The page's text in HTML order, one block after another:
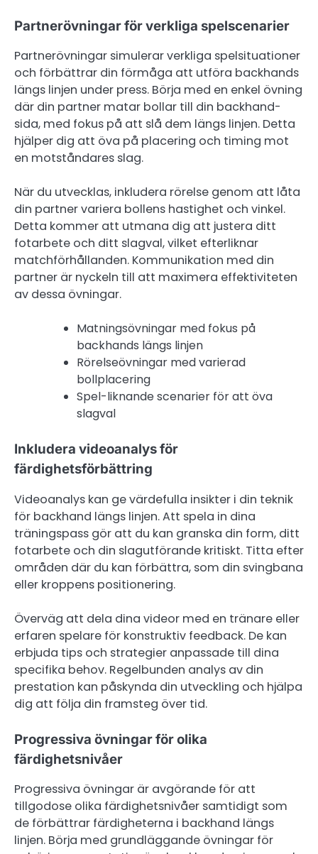
Partnerövningar för verkliga spelscenarier
Partnerövningar simulerar verkliga spelsituationer
och förbättrar din förmåga att utföra backhands
längs linjen under press. Börja med en enkel övning
där din partner matar bollar till din backhand-
sida, med fokus på att slå dem längs linjen. Detta
hjälper dig att öva på placering och timing mot
en motståndares slag.
När du utvecklas, inkludera rörelse genom att låta
din partner variera bollens hastighet och vinkel.
Detta kommer att utmana dig att justera ditt
fotarbete och ditt slagval, vilket efterliknar
matchförhållanden. Kommunikation med din
partner är nyckeln till att maximera effektiviteten
av dessa övningar.
Matningsövningar med fokus på
backhands längs linjen
Rörelseövningar med varierad
bollplacering
Spel-liknande scenarier för att öva
slagval
Inkludera videoanalys för
färdighetsförbättring
Videoanalys kan ge värdefulla insikter i din teknik
för backhand längs linjen. Att spela in dina
träningspass gör att du kan granska din form, ditt
fotarbete och din slagutförande kritiskt. Titta efter
områden där du kan förbättra, som din svingbana
eller kroppens positionering.
Överväg att dela dina videor med en tränare eller
erfaren spelare för konstruktiv feedback. De kan
erbjuda tips och strategier anpassade till dina
specifika behov. Regelbunden analys av din
prestation kan påskynda din utveckling och hjälpa
dig att följa din framsteg över tid.
Progressiva övningar för olika
färdighetsnivåer
Progressiva övningar är avgörande för att
tillgodose olika färdighetsnivåer samtidigt som
de förbättrar färdigheterna i backhand längs
linjen. Börja med grundläggande övningar för